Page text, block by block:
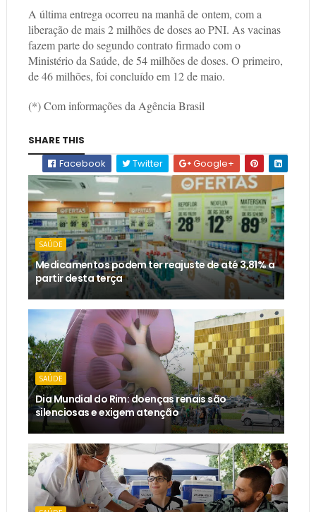
A última entrega ocorreu na manhã de ontem, com a
liberação de mais 2 milhões de doses ao PNI. As vacinas
fazem parte do segundo contrato firmado com o
Ministério da Saúde, de 54 milhões de doses. O primeiro,
de 46 milhões, foi concluído em 12 de maio.
(*) Com informações da Agência Brasil
SHARE THIS
Facebook
Twitter Google+
SAÚDE
Medicamentos podem ter reajuste de até 3,81% a
partir desta terça
SAÚDE
Dia Mundial do Rim: doenças renais são
silenciosas e exigem atenção